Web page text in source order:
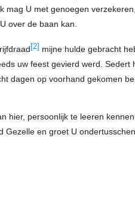
mag U met genoegen
over de baan kan.
[2]
mijne hulde gebracht
uw feest gevierd werd. Sedert
dagen op voorhand gekomen
hier, persoonlijk te leeren
Gezelle en groet U